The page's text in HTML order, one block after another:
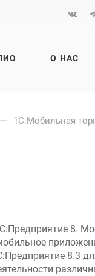
О НАС
— 1С:Мобильная
8.
8.3